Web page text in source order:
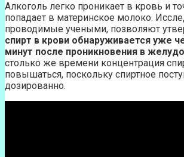
Алкоголь легко проникает в кровь и
попадает в материнское молоко.
проводимые учеными, позволяют
спирт в крови обнаруживается уже
минут после проникновения в
столько же времени концентрация
повышаться, поскольку спиртное
дозированно.